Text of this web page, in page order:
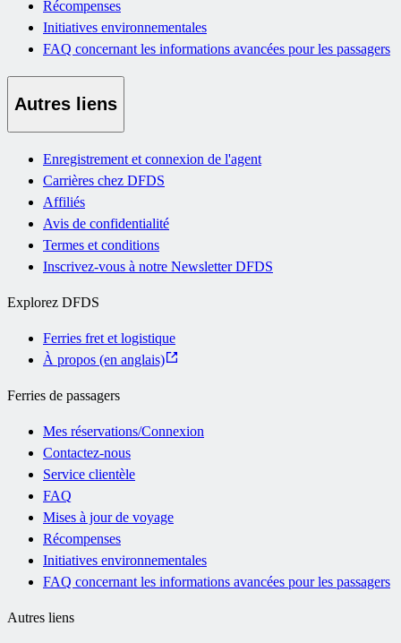
Récompenses
Initiatives environnementales
FAQ concernant les informations avancées pour les passagers
Autres liens
Enregistrement et connexion de l'agent
Carrières chez DFDS
Affiliés
Avis de confidentialité
Termes et conditions
Inscrivez-vous à notre Newsletter DFDS
Explorez DFDS
Ferries fret et logistique
À propos (en anglais)
Ferries de passagers
Mes réservations/Connexion
Contactez-nous
Service clientèle
FAQ
Mises à jour de voyage
Récompenses
Initiatives environnementales
FAQ concernant les informations avancées pour les passagers
Autres liens